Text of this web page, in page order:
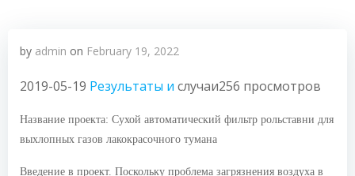
by admin on February 19, 2022
2019-05-19 Результаты и случаи256 просмотров
Название проекта: Сухой автоматический фильтр рольставни для
выхлопных газов лакокрасочного тумана
Введение в проект. Поскольку проблема загрязнения воздуха в